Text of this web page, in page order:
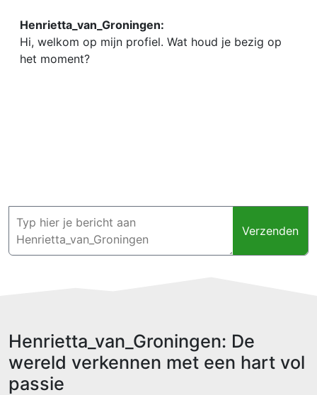
Henrietta_van_Groningen:
Hi, welkom op mijn profiel. Wat houd je bezig op
het moment?
Verzenden
Henrietta_van_Groningen: De
wereld verkennen met een hart vol
passie